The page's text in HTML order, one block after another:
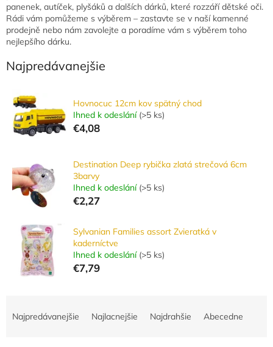
panenek, autíček, plyšáků a dalších dárků, které rozzáří dětské oči.
Rádi vám pomůžeme s výběrem – zastavte se v naší kamenné
prodejně nebo nám zavolejte a poradíme vám s výběrem toho
nejlepšího dárku.
Najpredávanejšie
Hovnocuc 12cm kov spätný chod
Ihned k odeslání (>5 ks)
€4,08
Destination Deep rybička zlatá strečová 6cm
3barvy
Ihned k odeslání (>5 ks)
€2,27
Sylvanian Families assort Zvieratká v
kaderníctve
Ihned k odeslání (>5 ks)
€7,79
Najpredávanejšie Najlacnejšie Najdrahšie Abecedne